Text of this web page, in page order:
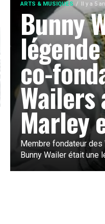
ARTS & MUSIQUES Il y a 5
Bunny
co-
Wailers
Marley
Membre fondateur
Bunny Wailer était une